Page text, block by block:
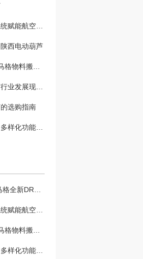
德马格驱动系统赋能航空发动机测试厂房超大平移门，筑牢高端航修装备运行根基
西电动葫芦
燃情..杯，德马格物料搬运解决方案为赛场保驾护航
陕西电动葫芦行业发展现状分析
选购指南
模块化设计，多样化功能，德马格推出新款MPW卷扬机
灵活和 ，德马格全新DRC-D3无线遥控器
德马格驱动系统赋能航空发动机测试厂房超大平移门，筑牢高端航修装备运行根基
燃情..杯，德马格物料搬运解决方案为赛场保驾护航
模块化设计，多样化功能，德马格推出新款MPW卷扬机